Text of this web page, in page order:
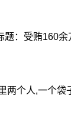
题：受贿160
两个人,一个袋